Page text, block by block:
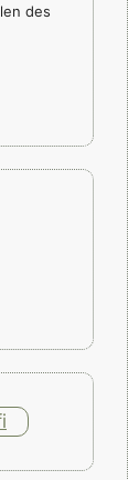
des